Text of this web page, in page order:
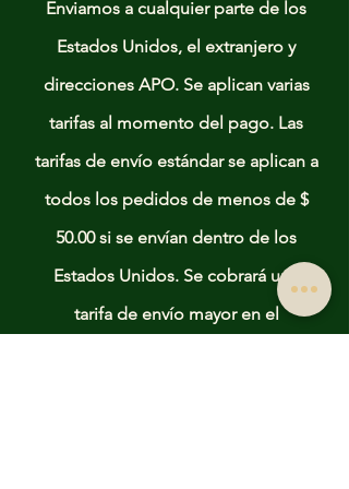
Enviamos a cualquier parte de los
Estados Unidos, el extranjero y
direcciones APO. Se aplican varias
tarifas al momento del pago. Las
tarifas de envío estándar se aplican a
todos los pedidos de menos de $
50.00 si se envían dentro de los
Estados Unidos. Se cobrará una
tarifa de envío mayor en el